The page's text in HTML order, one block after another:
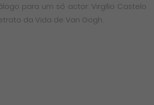
para um só actor: Virgílio Castelo
da Vida de Van Gogh.